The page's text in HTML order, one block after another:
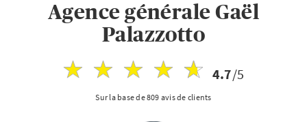
Agence générale Gaël
Palazzotto
4.7/5
Sur la base de 809 avis de clients